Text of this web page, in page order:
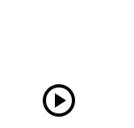
play_circle